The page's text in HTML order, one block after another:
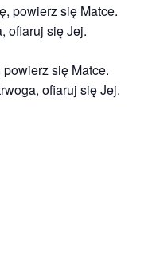
powierz się Matce.
ofiaruj się Jej.
się Matce.
ofiaruj się Jej.